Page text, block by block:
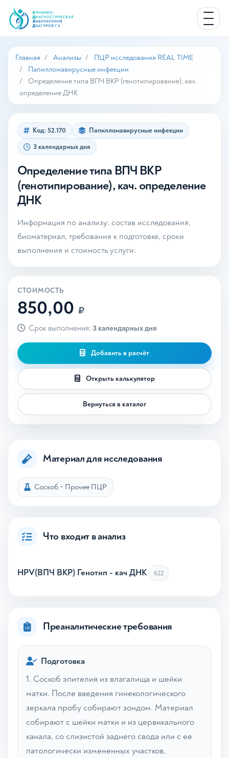
Главная Анализы
ПЦР исследования REAL TIME
Папилломавирусные инфекции
Определение типа ВПЧ ВКР (генотипирование), кач.
определение ДНК
Код: 52.170
Папилломавирусные инфекции
3 календарных дня
Определение типа ВПЧ ВКР
(генотипирование), кач. определение
ДНК
Информация по анализу: состав исследования,
биоматериал, требования к подготовке, сроки
выполнения и стоимость услуги.
СТОИМОСТЬ
850,00 ₽
Срок выполнения: 3 календарных дня
Добавить в расчёт
Открыть калькулятор
Вернуться в каталог
Материал для исследования
Соскоб • Прочее ПЦР
Что входит в анализ
HPV(ВПЧ ВКР) Генотип - кач ДНК 622
Преаналитические требования
Подготовка
1. Соскоб эпителия из влагалища и шейки
матки. После введения гинекологического
зеркала пробу собирают зондом. Материал
собирают с шейки матки и из цервикального
канала, со слизистой заднего свода или с ее
патологически измененных участков,